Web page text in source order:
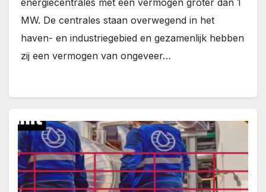
MW. De centrales staan overwegend in het
haven- en industriegebied en gezamenlijk hebben
zij een vermogen van ongeveer…